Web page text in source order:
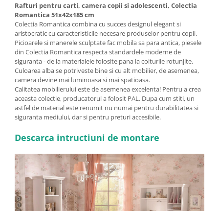
Rafturi pentru carti, camera copii si adolescenti, Colectia
Romantica 51x42x185 cm
Colectia Romantica combina cu succes designul elegant si
aristocratic cu caracteristicile necesare produselor pentru copii.
Picioarele si manerele sculptate fac mobila sa para antica, piesele
din Colectia Romantica respecta standardele moderne de
siguranta - de la materialele folosite pana la colturile rotunjite.
Culoarea alba se potriveste bine si cu alt mobilier, de asemenea,
camera devine mai luminoasa si mai spatioasa.
Calitatea mobilierului este de asemenea excelenta! Pentru a crea
aceasta colectie, producatorul a folosit PAL. Dupa cum stiti, un
astfel de material este renumit nu numai pentru durabilitatea si
siguranta mediului, dar si pentru preturi accesibile.
Descarca intructiuni de montare